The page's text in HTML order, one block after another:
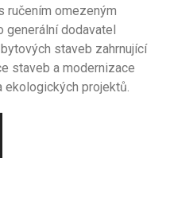
ručením omezeným
generální dodavatel
staveb zahrnující
staveb a modernizace
ekologických projektů.